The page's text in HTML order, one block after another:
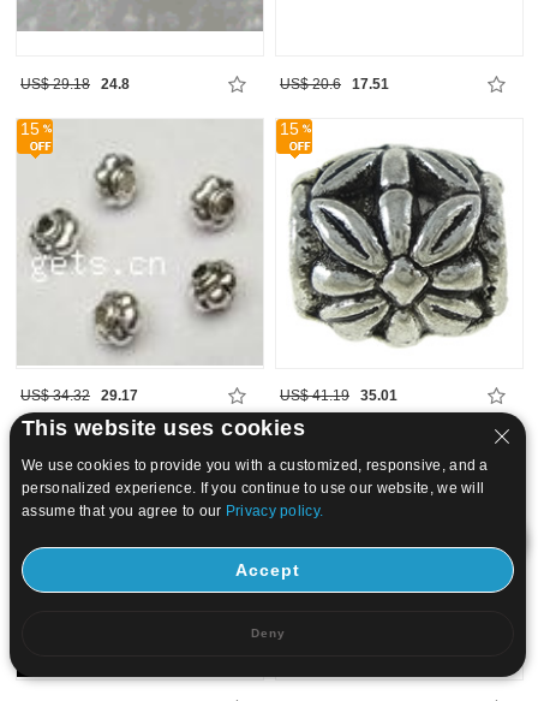
US$ 29.18 24.8 US$ 20.6 17.51
15
US$ 34.32 29.17
15
US$ 41.19 35.01
15 20
This website uses cookies
We use cookies to provide you with a customized, responsive, and a
personalized experience. If you continue to use our website, we will
assume that you agree to our Privacy policy.
Accept
Deny